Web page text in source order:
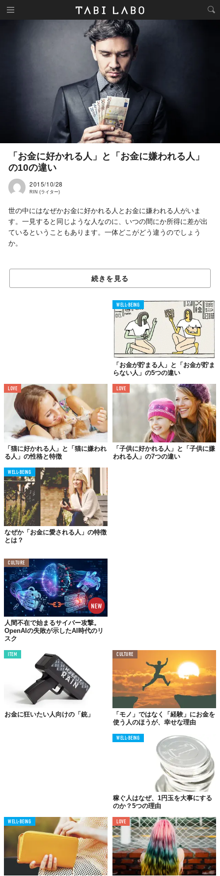
「お金に好かれる人」と「お金に嫌われる人」
の10の違い
2015/10/28
RIN (ライター)
世の中にはなぜかお金に好かれる人とお金に嫌われる人がいま
す。一見すると同じような人なのに、いつの間にか所得に差が出
ているということもあります。一体どこがどう違うのでしょう
か。
01.
お金に対するイメージが違う
お金に好かれる人は、お金に対して良いイメージを持っていま
す。たとえば、お金があると大好きな家族と一緒に食事ができる
とか、自由になんでもできるとかお金を持つことに肯定的なイメ
ージがあります。
一方でお金に嫌われる人は、お金を汚らわしいものだと考えてい
ます。お金を稼いだり使ったりすることは良くないことだという
イメージを持っています。
02.
お金の使い方が違う
お金に好かれる人は、お金を刹那的には使いません。たとえばギ
ャンブル。一時的なストレス発散になりますし、一攫千金も狙え
るかもしれません。しかし、このようなお金の価値を分からない
使い方をするとお金には嫌われてしまいます。
03.
お金を払う時の気持ちが違う
お金に好かれる人は、必要なときに支払うお金があることをあり
がたいと思っていますから、支払うときには「ありがとう」と言
います。
お金に嫌われる人は、払わなくていいなら支払いたくないと思っ
続きを見る
WELL-BEING
「お金が貯まる人」と「お金が貯ま
らない人」の5つの違い
LOVE
「猫に好かれる人」と「猫に嫌われ
る人」の性格と特徴
LOVE
「子供に好かれる人」と「子供に嫌
われる人」の7つの違い
WELL-BEING
なぜか「お金に愛される人」の特徴
とは？
CULTURE
人間不在で始まるサイバー攻撃。
OpenAIの失敗が示したAI時代のリ
スク
ITEM
お金に狂いたい人向けの「銃」
CULTURE
「モノ」ではなく「経験」にお金を
使う人のほうが、幸せな理由
WELL-BEING
稼ぐ人はなぜ、1円玉を大事にする
のか？5つの理由
WELL-BEING LOVE